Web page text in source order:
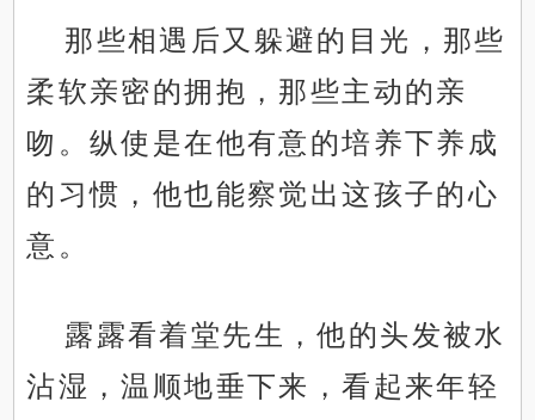
那些相遇后又躲避的目光，那些
柔软亲密的拥抱，那些主动的亲
吻。纵使是在他有意的培养下养成
的习惯，他也能察觉出这孩子的心
意。
露露看着堂先生，他的头发被水
沾湿，温顺地垂下来，看起来年轻